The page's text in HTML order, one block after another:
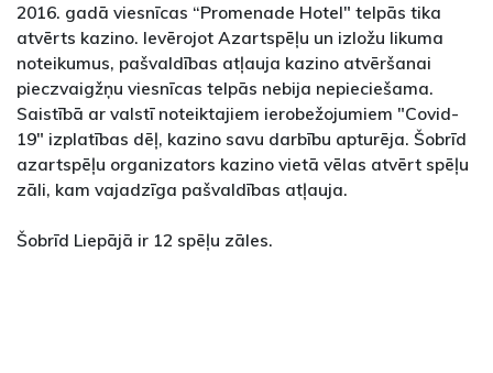
2016. gadā viesnīcas “Promenade Hotel" telpās tika
atvērts kazino. Ievērojot Azartspēļu un izložu likuma
noteikumus, pašvaldības atļauja kazino atvēršanai
pieczvaigžņu viesnīcas telpās nebija nepieciešama.
Saistībā ar valstī noteiktajiem ierobežojumiem "Covid-
19" izplatības dēļ, kazino savu darbību apturēja. Šobrīd
azartspēļu organizators kazino vietā vēlas atvērt spēļu
zāli, kam vajadzīga pašvaldības atļauja.
Šobrīd Liepājā ir 12 spēļu zāles.